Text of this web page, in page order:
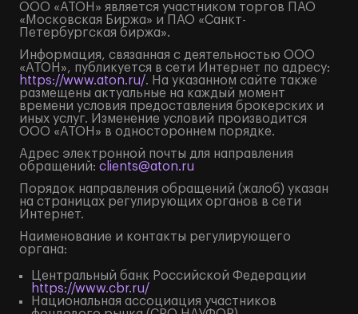
ООО «АТОН» является участником торгов ПАО
«Московская Биржа» и ПАО «Санкт-
Петербургская биржа».
Информация, связанная с деятельностью ООО
«АТОН», публикуется в сети Интернет по адресу:
https://www.aton.ru/. На указанном сайте также
размещены актуальные на каждый момент
времени условия предоставления брокерских и
иных услуг. Изменение условий производится
ООО «АТОН» в одностороннем порядке.
Адрес электронной почты для направления
обращений: clients@aton.ru
Порядок направления обращений (жалоб) указан
на страницах регулирующих органов в сети
Интернет.
Наименование и контакты регулирующего
органа:
Центральный банк Российской Федерации
https://www.cbr.ru/
Национальная ассоциация участников